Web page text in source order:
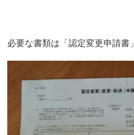
必要な書類は「認定変更申請書」